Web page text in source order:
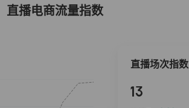
直播电商流量指数
直播场次指数
13